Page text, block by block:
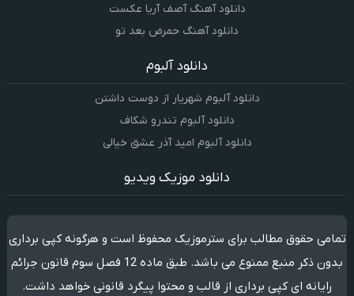
دانلود آهنگ آصف آریا عکست
دانلود آهنگ حمرض بعد تو
دانلود آلبوم
دانلود آلبوم شهریار از دوست داشتن
دانلود آلبوم تندرو شکاف
دانلود آلبوم امید آذر عشق خیالی
دانلود موزیک ویدیو
تمامی حقوق مطالب برای سترموزیک محفوظ است و هرگونه کپی برداری
بدون ذکر منبع ممنوع می باشد. طبق ماده 12 فصل سوم قانون جرائم
رایانه ای کپی برداری از قالب و محتوا پیگرد قانونی خواهد داشت.